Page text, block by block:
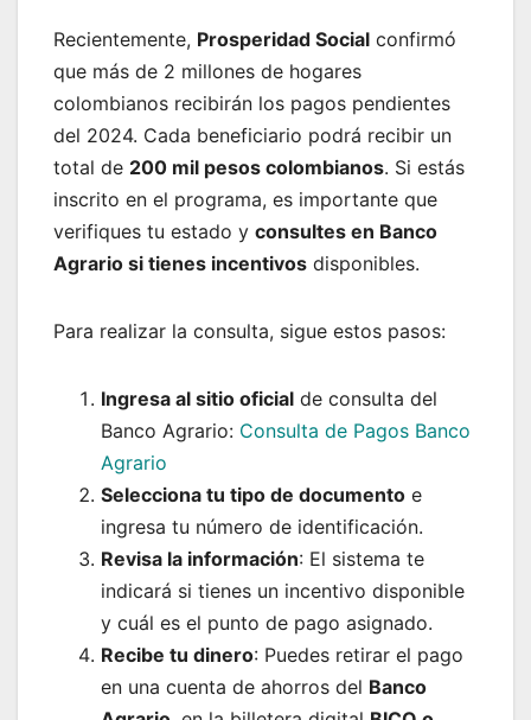
Recientemente, Prosperidad Social confirmó
que más de 2 millones de hogares
colombianos recibirán los pagos pendientes
del 2024. Cada beneficiario podrá recibir un
total de 200 mil pesos colombianos. Si estás
inscrito en el programa, es importante que
verifiques tu estado y consultes en Banco
Agrario si tienes incentivos disponibles.
Para realizar la consulta, sigue estos pasos:
Ingresa al sitio oficial de consulta del
Banco Agrario: Consulta de Pagos Banco
Agrario
Selecciona tu tipo de documento e
ingresa tu número de identificación.
Revisa la información: El sistema te
indicará si tienes un incentivo disponible
y cuál es el punto de pago asignado.
Recibe tu dinero: Puedes retirar el pago
en una cuenta de ahorros del Banco